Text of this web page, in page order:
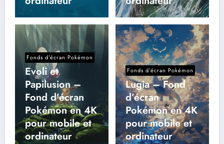
Fonds d’écran Pokémon
Evoli et
Papilusion –
Fond d’écran
Pokémon en 4K
pour mobile et
ordinateur
Fonds d’écran Pokémon
Lugia – Fond
d’écran
Pokémon en 4K
pour mobile et
ordinateur